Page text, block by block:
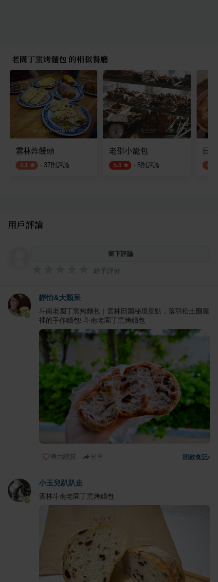
老園丁窯烤麵包 的相似餐廳
雲林炸饅頭
4.1 · 37則評論
老邵小籠包
5.0 · 5則評論
日
4.0
用戶評論
留下評論
給予評分
靜怡&大顆呆
斗南老園丁窯烤麵包｜雲林田園秘境景點，落羽松土團屋
裡的手作麵包! 斗南老園丁窯烤麵包
表示讚賞 分享 開啟食記›
小玉兒趴趴走
雲林斗南老園丁窯烤麵包